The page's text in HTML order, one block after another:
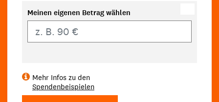
Meinen eigenen Betrag wählen
Mehr Infos zu den
Spendenbeispielen